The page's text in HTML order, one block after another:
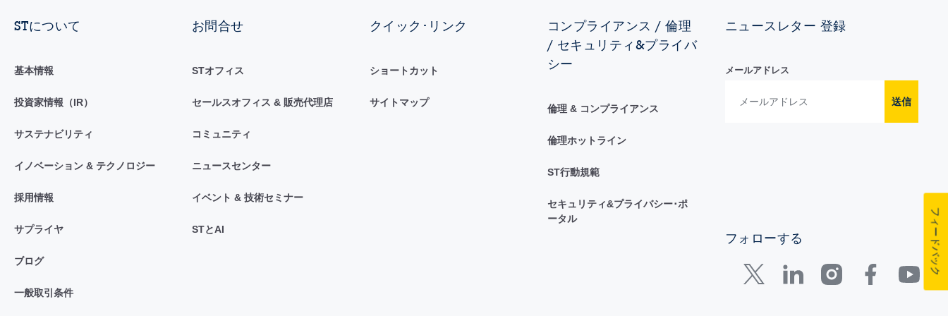
STについて
基本情報
投資家情報（IR）
サステナビリティ
イノベーション & テクノロジー
採用情報
サプライヤ
ブログ
一般取引条件
お問合せ
STオフィス
セールスオフィス & 販売代理店
コミュニティ
ニュースセンター
イベント & 技術セミナー
STとAI
クイック･リンク
ショートカット
サイトマップ
コンプライアンス / 倫理
/ セキュリティ&プライバ
シー
倫理 & コンプライアンス
倫理ホットライン
ST行動規範
セキュリティ&プライバシー･ポ
ータル
ニュースレター 登録
メールアドレス
送信
フォローする フィードバック